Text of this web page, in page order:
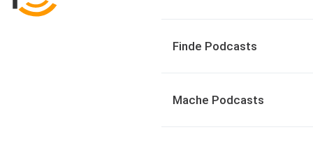
Finde Podcasts
Mache Podcasts